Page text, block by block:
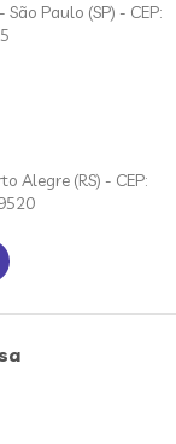
Paulo (SP) - CEP:
Alegre (RS) - CEP: